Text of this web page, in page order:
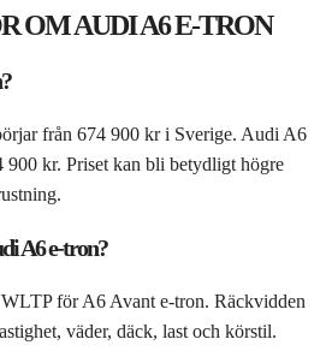
OM AUDI A6 E-TRON
från 674 900 kr i Sverige. Audi A6
900 kr. Priset kan bli betydligt högre
A6 e-tron?
för A6 Avant e-tron. Räckvidden
väder, däck, last och körstil.